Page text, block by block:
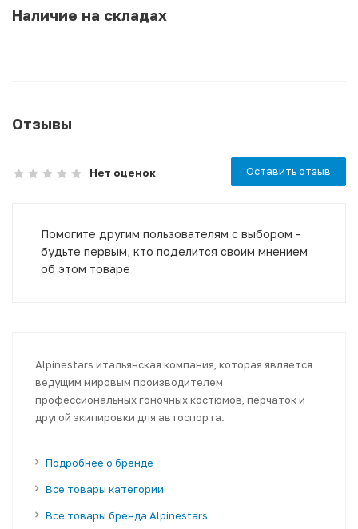
Наличие на складах
Отзывы
Нет оценок Оставить отзыв
Помогите другим пользователям с выбором -
будьте первым, кто поделится своим мнением
об этом товаре
Alpinestars итальянская компания, которая является
ведущим мировым производителем
профессиональных гоночных костюмов, перчаток и
другой экипировки для автоспорта.
Подробнее о бренде
Все товары категории
Все товары бренда Alpinestars